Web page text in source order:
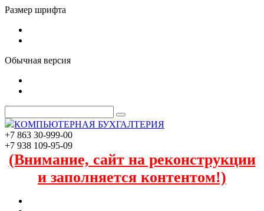
Размер шрифта
Обычная версия
КОМПЬЮТЕРНАЯ БУХГАЛТЕРИЯ
+7 863 30-999-00
+7 938 109-95-09
(Внимание, сайт на реконструкции
и заполняется контентом!)